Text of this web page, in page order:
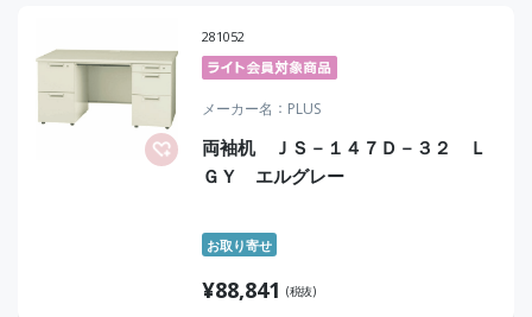
281052
メーカー名 PLUS
両袖机 ＪＳ－１４７Ｄ－３２ Ｌ
ＧＹ エルグレー
お取り寄せ
¥88,841 (税抜)